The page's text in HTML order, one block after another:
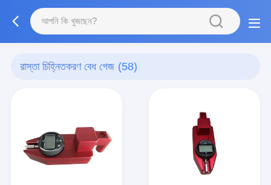
রাস্তা চিহ্নিতকরণ বেধ গেজ (58)